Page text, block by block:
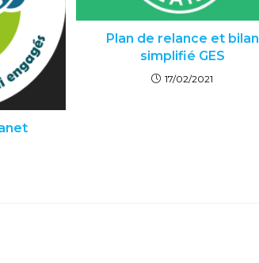
Plan de relance et bilan
simplifié GES
17/02/2021